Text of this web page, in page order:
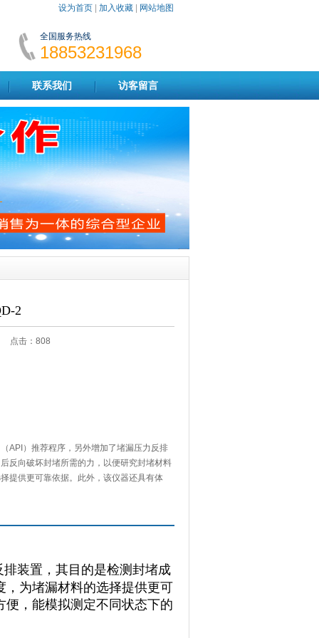
设为首页| 加入收藏| 网站地图
全国服务热线
18853231968
联系我们 访客留言
2
点击： 808
API）推荐程序，另外增加了堵漏压力反排
反向破坏封堵所需的力，以便研究封堵材料
提供更可靠依据。此外，该仪器还具有体
装置，其目的是检测封堵成
，为堵漏材料的选择提供更可
，能模拟测定不同状态下的